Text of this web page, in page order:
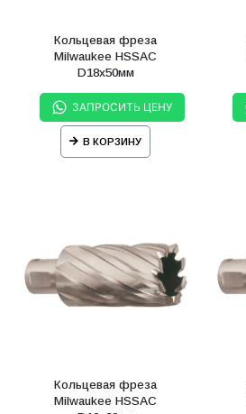
Кольцевая фреза
Milwaukee HSSAC
D18х50мм
ЗАПРОСИТЬ ЦЕНУ
В КОРЗИНУ
Кольцевая фреза
Milwaukee HSSAC